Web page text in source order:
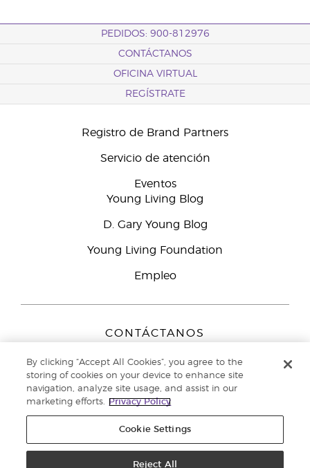
PEDIDOS: 900-812976
CONTÁCTANOS
OFICINA VIRTUAL
REGÍSTRATE
Registro de Brand Partners
Servicio de atención
Eventos
Young Living Blog
D. Gary Young Blog
Young Living Foundation
Empleo
CONTÁCTANOS
Peizerweg 97
9727 AJ Groningen
Netherlands
Servicio de atención:900-812976
reservados. |Política de privacidad
By clicking “Accept All Cookies”, you agree to the
storing of cookies on your device to enhance site
navigation, analyze site usage, and assist in our
marketing efforts.
Privacy Policy
Cookie Settings
Reject All